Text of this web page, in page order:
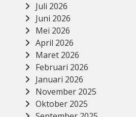
Juli 2026
Juni 2026
Mei 2026
April 2026
Maret 2026
Februari 2026
Januari 2026
November 2025
Oktober 2025